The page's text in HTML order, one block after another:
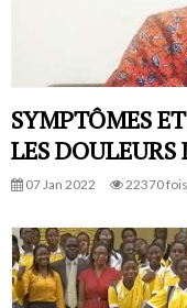
SYMPTÔMES
LES DOULEURS
07 Jan 2022 22370 fois